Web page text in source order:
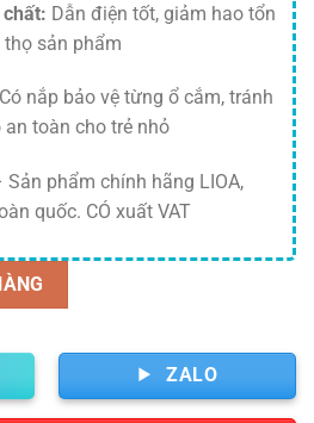
Dẫn điện tốt, giảm hao tổn
sản phẩm
Có nắp bảo vệ từng ổ cắm, tránh
toàn cho trẻ nhỏ
Sản phẩm chính hãng LIOA,
quốc. CÓ xuất VAT
ZALO